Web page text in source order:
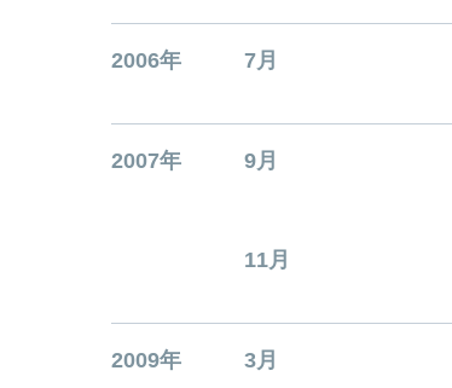
2006年 7月
2007年 9月
11月
2009年 3月